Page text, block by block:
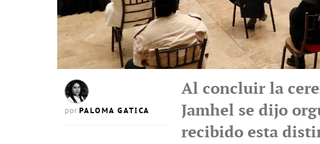
por PALOMA GATICA
Al concluir la
Jamhel se dijo
recibido esta